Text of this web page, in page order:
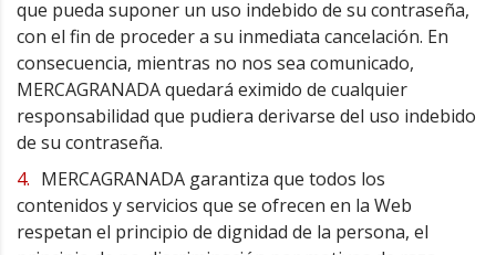
que pueda suponer un uso indebido de su contraseña,
con el fin de proceder a su inmediata cancelación. En
consecuencia, mientras no nos sea comunicado,
MERCAGRANADA quedará eximido de cualquier
responsabilidad que pudiera derivarse del uso indebido
de su contraseña.
MERCAGRANADA garantiza que todos los
contenidos y servicios que se ofrecen en la Web
respetan el principio de dignidad de la persona, el